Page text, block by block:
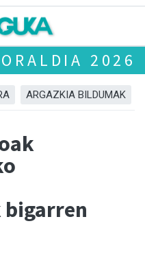
2026
ARGAZKIA BILDUMAK
bigarren